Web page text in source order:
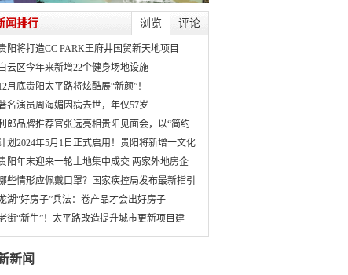
浏览 评论
闻排行
阳将打造CC PARK王府井国贸新天地项目
白云区今年来新增22个健身场地设施
月底贵阳太平路将炫酷展“新颜”！
名演员周海媚因病去世，年仅57岁
郎品牌推荐官张远亮相贵阳见面会，以“简约
划2024年5月1日正式启用！贵阳将新增一文化
阳年末迎来一轮土地集中成交 两家外地房企
些情形应佩戴口罩？国家疾控局发布最新指引
湖“好房子”兵法：卷产品才会出好房子
街“新生”！太平路改造提升城市更新项目建
新闻